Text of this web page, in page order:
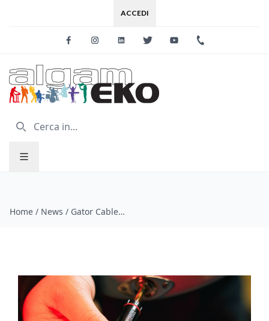
ACCEDI
FacebookInstagramLinkedinTwitter Youtube
Home / News / Gator Cableworks | Serie Headliner